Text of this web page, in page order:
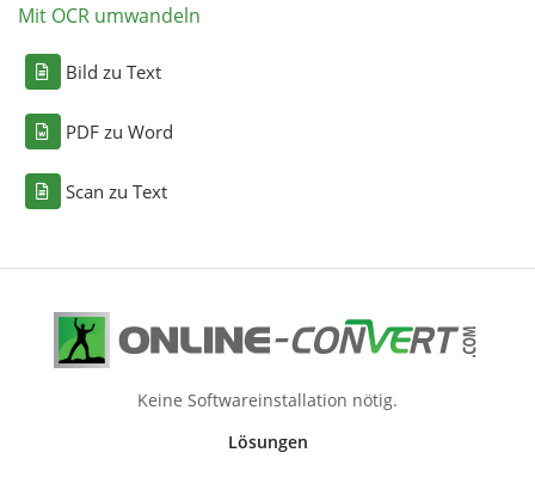
Mit OCR umwandeln
Bild zu Text
PDF zu Word
Scan zu Text
Keine Softwareinstallation nötig.
Lösungen